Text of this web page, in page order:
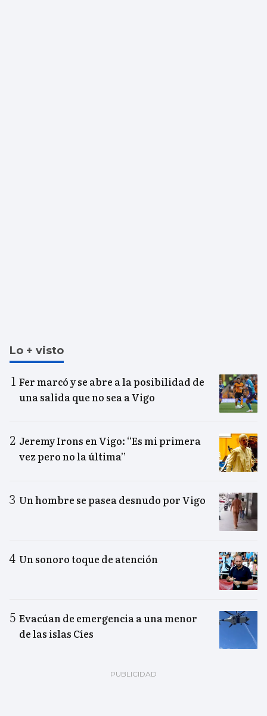
Lo + visto
Fer marcó y se abre a la posibilidad de
una salida que no sea a Vigo
Jeremy Irons en Vigo: “Es mi primera
vez pero no la última”
Un hombre se pasea desnudo por Vigo
Un sonoro toque de atención
Evacúan de emergencia a una menor
de las islas Cíes